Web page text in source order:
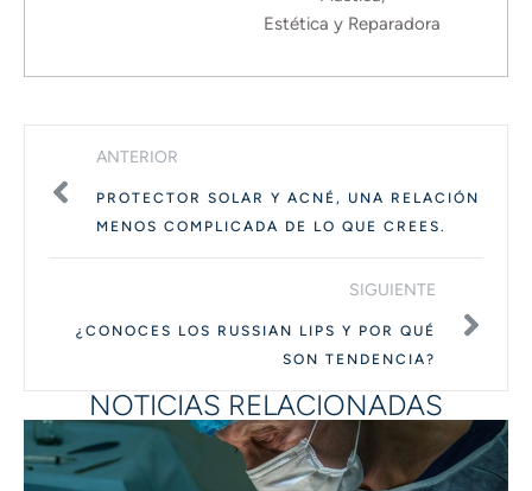
Estética y Reparadora
ANTERIOR
PROTECTOR SOLAR Y ACNÉ, UNA RELACIÓN
MENOS COMPLICADA DE LO QUE CREES.
SIGUIENTE
¿CONOCES LOS RUSSIAN LIPS Y POR QUÉ
SON TENDENCIA?
NOTICIAS RELACIONADAS